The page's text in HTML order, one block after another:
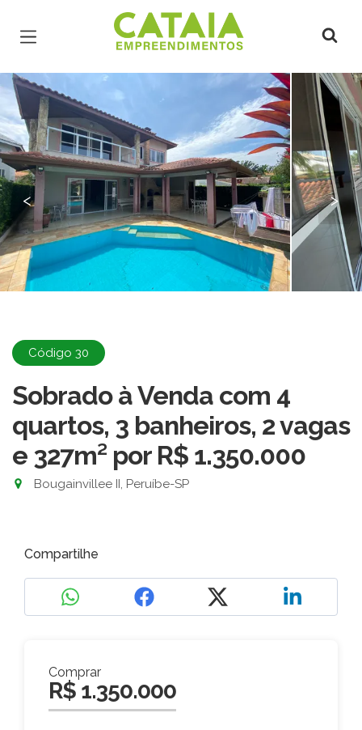
Página inicial
< >
Código 30
Sobrado à Venda com 4
quartos, 3 banheiros, 2 vagas
e 327m² por R$ 1.350.000
Bougainvillee II, Peruíbe-SP
Compartilhe
Comprar
R$ 1.350.000